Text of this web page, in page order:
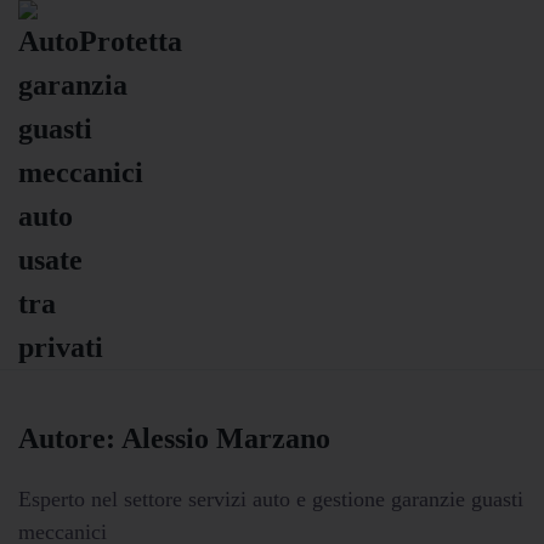
Autore: Alessio Marzano
Esperto nel settore servizi auto e gestione garanzie guasti
meccanici